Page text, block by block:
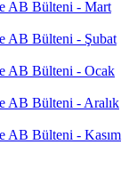
AB Bülteni - Mart
AB Bülteni - Şubat
AB Bülteni - Ocak
AB Bülteni - Aralık
AB Bülteni - Kasım